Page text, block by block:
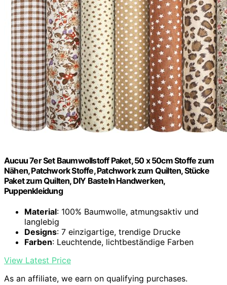
Aucuu 7er Set Baumwollstoff Paket, 50 x 50cm Stoffe zum
Nähen, Patchwork Stoffe, Patchwork zum Quilten, Stücke
Paket zum Quilten, DIY Basteln Handwerken,
Puppenkleidung
Material: 100% Baumwolle, atmungsaktiv und
langlebig
Designs: 7 einzigartige, trendige Drucke
Farben: Leuchtende, lichtbeständige Farben
View Latest Price
As an affiliate, we earn on qualifying purchases.